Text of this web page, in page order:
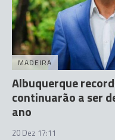
MADEIRA
Albuquerque
continuarão a ser
ano
20 Dez 17:11